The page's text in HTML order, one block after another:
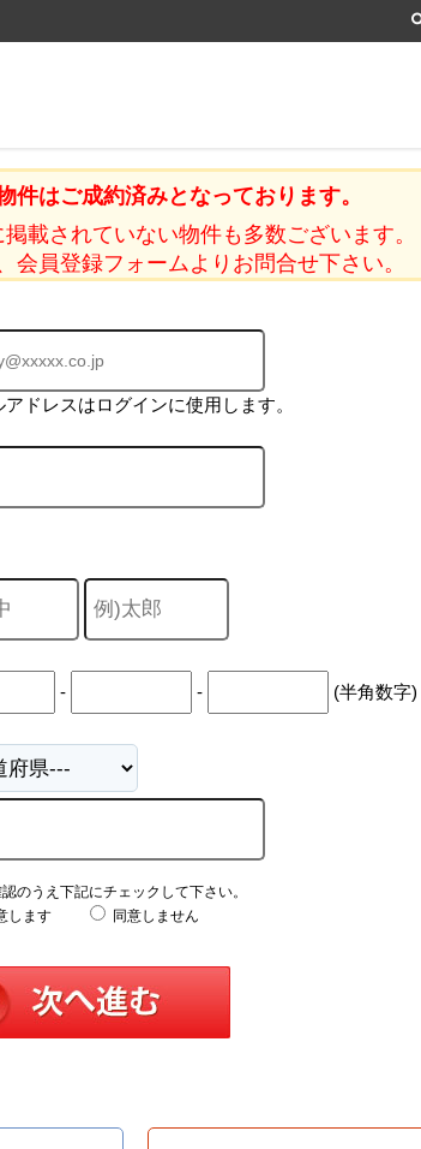
件はご成約済みとなっております。
載されていない物件も多数ございます。
会員登録フォームよりお問合せ下さい。
ドレスはログインに使用します。
- - (半角数字)
のうえ下記にチェックして下さい。
します
同意しません